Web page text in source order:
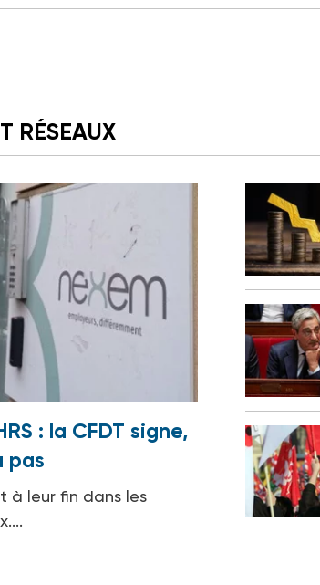
RÉSEAUX
: la CFDT signe,
pas
à leur fin dans les